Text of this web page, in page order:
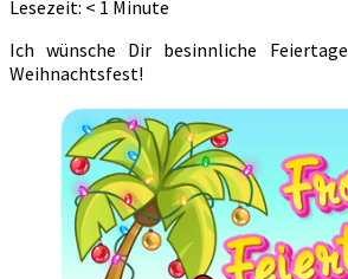
Lesezeit: < 1 Minute
Ich wünsche Dir besinnliche
Weihnachtsfest!